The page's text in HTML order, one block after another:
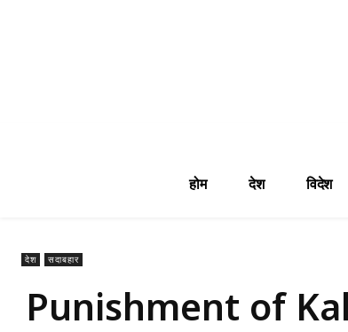
होम देश विदेश
देश सदाबहार
Punishment of